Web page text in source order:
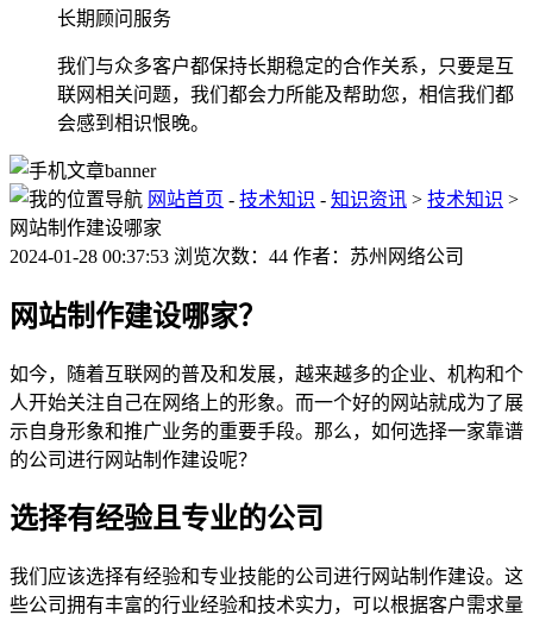
长期顾问服务
我们与众多客户都保持长期稳定的合作关系，只要是互
联网相关问题，我们都会力所能及帮助您，相信我们都
会感到相识恨晚。
网站首页 - 技术知识 - 知识资讯 > 技术知识 >
网站制作建设哪家
2024-01-28 00:37:53 浏览次数：44 作者：苏州网络公司
网站制作建设哪家？
如今，随着互联网的普及和发展，越来越多的企业、机构和个
人开始关注自己在网络上的形象。而一个好的网站就成为了展
示自身形象和推广业务的重要手段。那么，如何选择一家靠谱
的公司进行网站制作建设呢？
选择有经验且专业的公司
我们应该选择有经验和专业技能的公司进行网站制作建设。这
些公司拥有丰富的行业经验和技术实力，可以根据客户需求量